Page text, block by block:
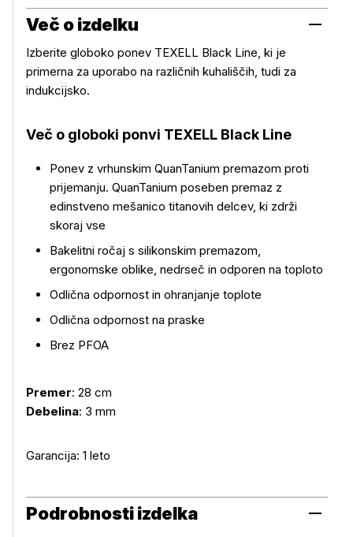
Več o izdelku
Izberite globoko ponev TEXELL Black Line, ki je
primerna za uporabo na različnih kuhališčih, tudi za
indukcijsko.
Več o globoki ponvi TEXELL Black Line
Ponev z vrhunskim QuanTanium premazom proti
prijemanju. QuanTanium poseben premaz z
edinstveno mešanico titanovih delcev, ki zdrži
skoraj vse
Bakelitni ročaj s silikonskim premazom,
ergonomske oblike, nedrseč in odporen na toploto
Odlična odpornost in ohranjanje toplote
Odlična odpornost na praske
Brez PFOA
Premer: 28 cm
Debelina: 3 mm
Garancija: 1 leto
Podrobnosti izdelka